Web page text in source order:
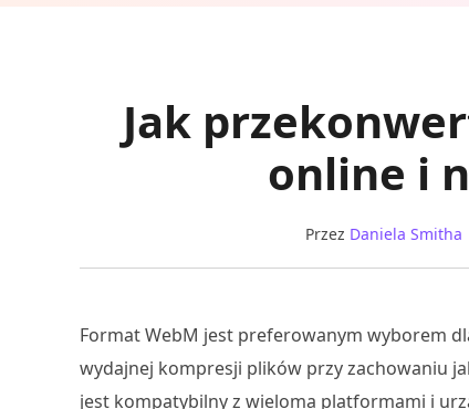
Jak
online i
Przez Daniela Smitha
Format WebM jest preferowanym wyborem
wydajnej kompresji plików przy zachowaniu
jest kompatybilny z wieloma platformami i